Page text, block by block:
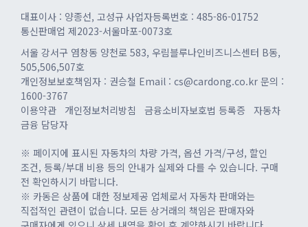
대표이사 : 양종선, 고성규 사업자등록번호 : 485-86-01752
통신판매업 제2023-서울마포-0073호
서울 강서구 염창동 양천로 583, 우림블루나인비즈니스센터 B동,
505,506,507호
개인정보보호책임자 : 권승철 Email : cs@cardong.co.kr 문의 :
1600-3767
이용약관
개인정보처리방침 금융소비자보호법 등록증
자동차
금융 담당자
※ 페이지에 표시된 자동차의 차량 가격, 옵션 가격/구성, 할인
조건, 등록/부대 비용 등의 안내가 실제와 다를 수 있습니다. 구매
전 확인하시기 바랍니다.
※ 카동은 상품에 대한 정보제공 업체로서 자동차 판매와는
직접적인 관련이 없습니다. 모든 상거래의 책임은 판매자와